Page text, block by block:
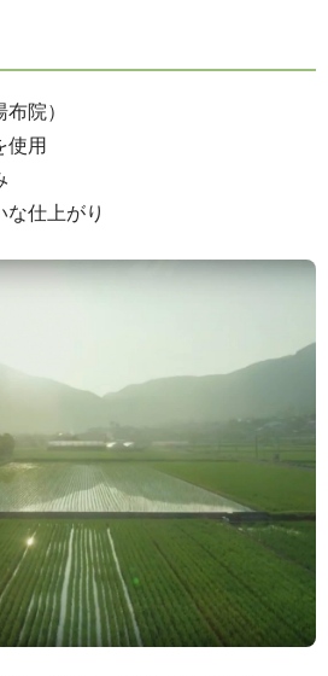
院）
使用
な仕上がり